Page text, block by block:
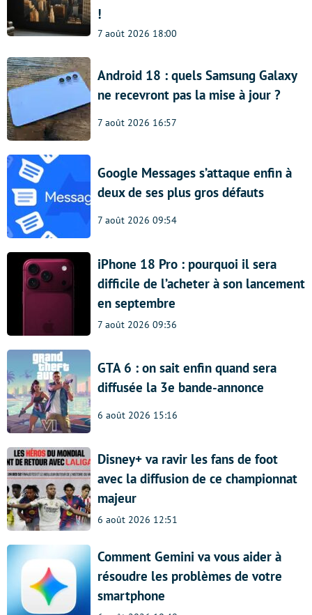
!
7 août 2026 18:00
Android 18 : quels Samsung Galaxy
ne recevront pas la mise à jour ?
7 août 2026 16:57
Google Messages s’attaque enfin à
deux de ses plus gros défauts
7 août 2026 09:54
iPhone 18 Pro : pourquoi il sera
difficile de l’acheter à son lancement
en septembre
7 août 2026 09:36
GTA 6 : on sait enfin quand sera
diffusée la 3e bande-annonce
6 août 2026 15:16
Disney+ va ravir les fans de foot
avec la diffusion de ce championnat
majeur
6 août 2026 12:51
Comment Gemini va vous aider à
résoudre les problèmes de votre
smartphone